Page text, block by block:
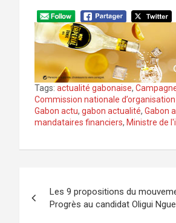
Tags: actualité gabonaise,
Commission nationale
Gabon actu, gabon actualité, Gabon
mandataires financiers, Ministre de
de
Les 9 propositions du
Progrès au candidat Oligui